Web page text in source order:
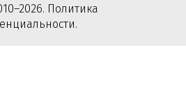
Политика